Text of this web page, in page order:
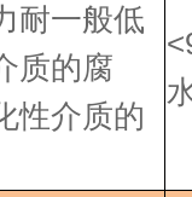
耐一般低
质的腐
性介质的